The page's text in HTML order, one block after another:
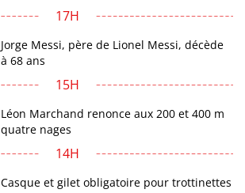
17H
Jorge Messi, père de Lionel Messi, décède
à 68 ans
15H
Léon Marchand renonce aux 200 et 400 m
quatre nages
14H
Casque et gilet obligatoire pour trottinettes